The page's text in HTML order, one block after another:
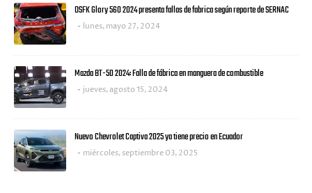
DSFK Glory 560 2024 presenta fallas de fabrica según reporte de SERNAC
lunes, mayo 27, 2024
Mazda BT-50 2024: Falla de fábrica en manguera de combustible
jueves, agosto 15, 2024
Nuevo Chevrolet Captiva 2025 ya tiene precio en Ecuador
miércoles, septiembre 03, 2025